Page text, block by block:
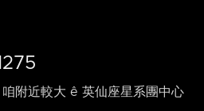
附近較大 ê 英仙座星系團中心